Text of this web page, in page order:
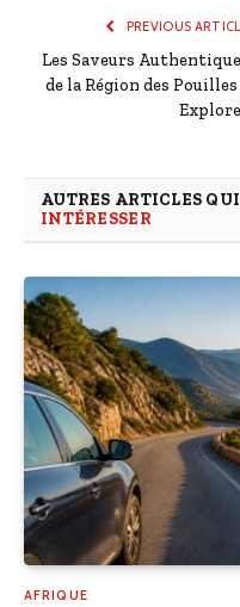
PREVIOUS
Les Saveurs
de la Région des Pouilles
AUTRES ARTICLES
INTÉRESSER
AFRIQUE